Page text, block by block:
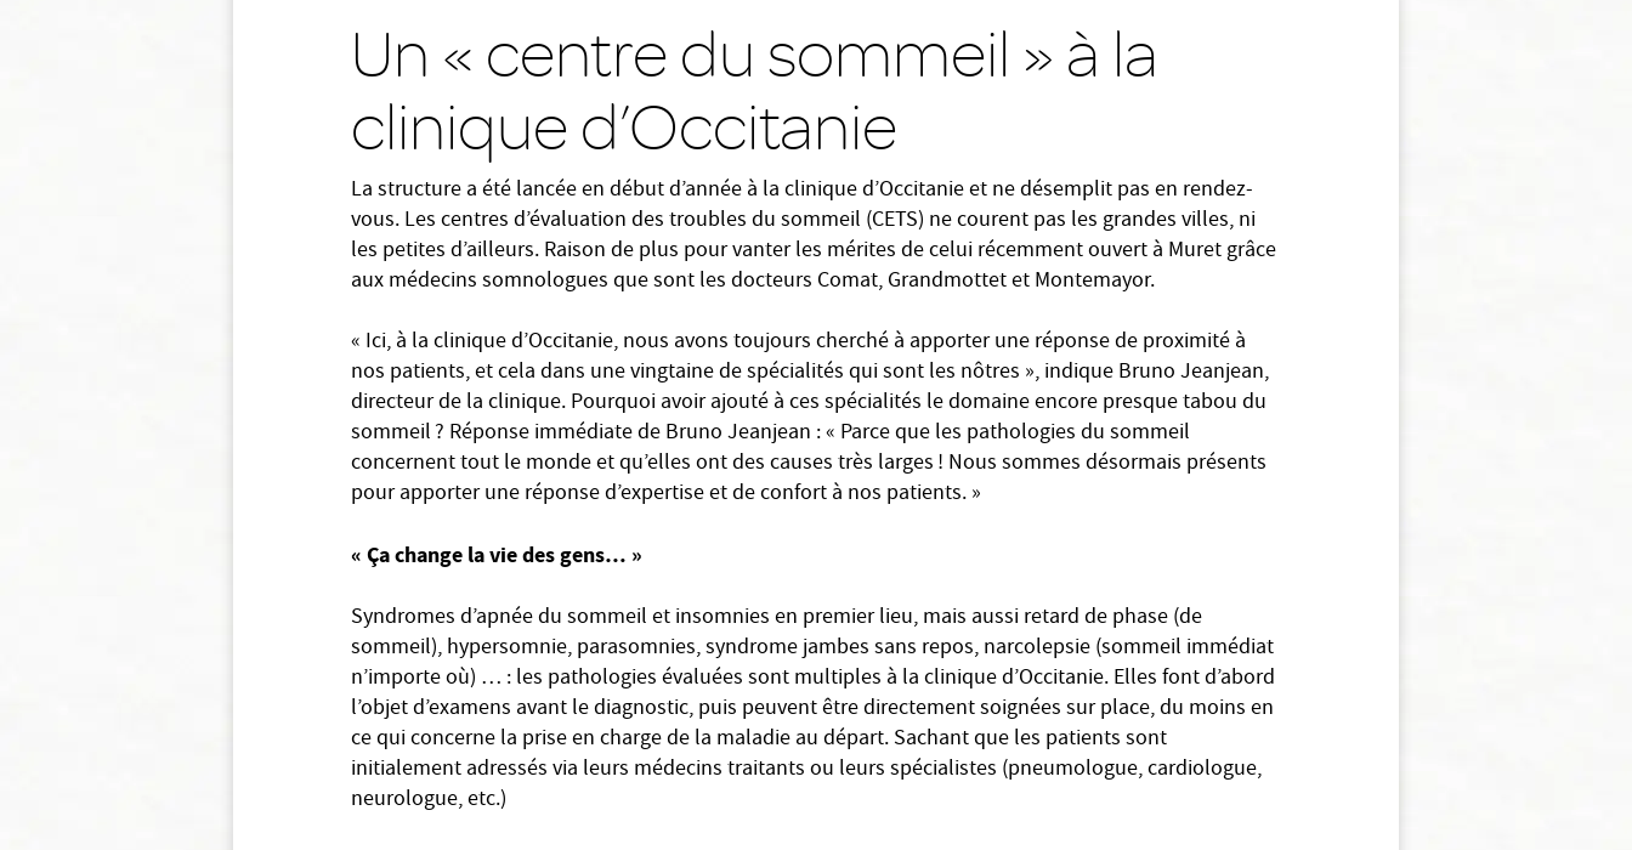
Un « centre du sommeil » à la
clinique d’Occitanie
La structure a été lancée en début d’année à la clinique d’Occitanie et ne désemplit pas en rendez-
vous. Les centres d’évaluation des troubles du sommeil (CETS) ne courent pas les grandes villes, ni
les petites d’ailleurs. Raison de plus pour vanter les mérites de celui récemment ouvert à Muret grâce
aux médecins somnologues que sont les docteurs Comat, Grandmottet et Montemayor.
« Ici, à la clinique d’Occitanie, nous avons toujours cherché à apporter une réponse de proximité à
nos patients, et cela dans une vingtaine de spécialités qui sont les nôtres », indique Bruno Jeanjean,
directeur de la clinique. Pourquoi avoir ajouté à ces spécialités le domaine encore presque tabou du
sommeil ? Réponse immédiate de Bruno Jeanjean : « Parce que les pathologies du sommeil
concernent tout le monde et qu’elles ont des causes très larges ! Nous sommes désormais présents
pour apporter une réponse d’expertise et de confort à nos patients. »
« Ça change la vie des gens… »
Syndromes d’apnée du sommeil et insomnies en premier lieu, mais aussi retard de phase (de
sommeil), hypersomnie, parasomnies, syndrome jambes sans repos, narcolepsie (sommeil immédiat
n’importe où) … : les pathologies évaluées sont multiples à la clinique d’Occitanie. Elles font d’abord
l’objet d’examens avant le diagnostic, puis peuvent être directement soignées sur place, du moins en
ce qui concerne la prise en charge de la maladie au départ. Sachant que les patients sont
initialement adressés via leurs médecins traitants ou leurs spécialistes (pneumologue, cardiologue,
neurologue, etc.)